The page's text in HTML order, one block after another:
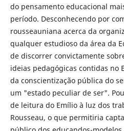
do pensamento educacional
período. Desconhecendo por
rousseauniana acerca da
qualquer estudioso da área da
de discorrer convictamente
ideias pedagógicas contidas no
da conscientização pública do
um "estado peculiar de ser".
de leitura do Emílio à luz dos
Rousseau, o que permitiria